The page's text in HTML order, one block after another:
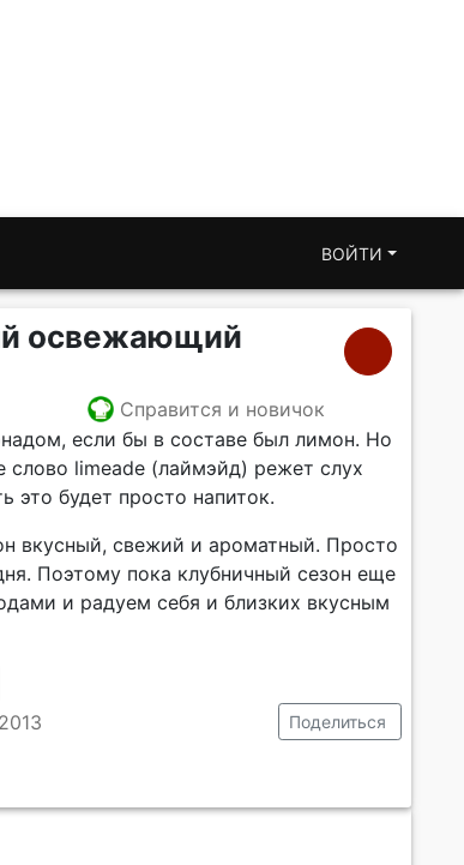
ВОЙТИ
освежающий
Справится и новичок
если бы в составе был лимон. Но
слово limeade (лаймэйд) режет слух
это будет просто напиток.
вкусный, свежий и ароматный. Просто
Поэтому пока клубничный сезон еще
и радуем себя и близких вкусным
Поделиться